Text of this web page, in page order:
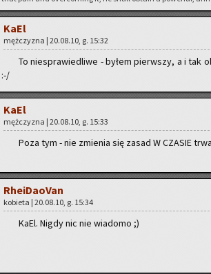
KaEl
męż­czy­zna | 20.08.10, g. 15:32
To nie­spra­wie­dli­we - byłem pierw­szy, a i tak
:-/
KaEl
męż­czy­zna | 20.08.10, g. 15:33
Poza tym - nie zmie­nia się zasad W CZA­SIE
Rhe­iDa­oVan
ko­bie­ta | 20.08.10, g. 15:34
KaEl. Nigdy nic nie wia­do­mo ;)